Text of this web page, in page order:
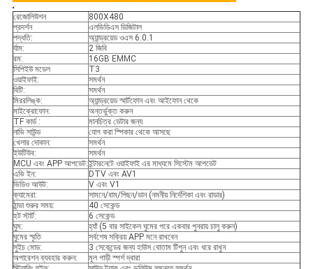
রেজোলিউশন
800X480
প্রদর্শন
এলভিডিএস ডিজিটাল
পদ্ধতি:
অ্যান্ড্রয়েড ওএস 6.0.1
র্যাম:
2 জিবি
রম:
16GB EMMC
সিপিইউ মডেল
T3
ওয়াইফাই:
সমর্থন
বিটি:
সমর্থন
মিররলিঙ্ক:
অ্যান্ড্রয়েড স্মার্টফোন এবং আইফোন থেকে
মাইক্রোফোন:
অন্তর্ভুক্ত করুন
TF কার্ড :
মানচিত্র ডেটার জন্য
নাভি সাউন্ড
যোগ করা স্পিকার থেকে আসছে
খেলার দোকান:
সমর্থন
ইউটিউব:
সমর্থন
MCU এবং APP আপডেট:ইন্টারনেটে ওয়াইফাই এর মাধ্যমে সিস্টেম আপডেট
এভি ইন:
DTV এবং AV1
ভিডিও আউট:
V এবং V1
ক্যামেরা:
সামনে/বাম/পিছন/ডান (নমনীয় নির্দেশিকা এবং রাডার)
ঠান্ডা শুরুর সময়:
40 সেকেন্ড
হট স্টার্ট:
6 সেকেন্ড
ঘুম:
হ্যাঁ (5 বার সাইকেল ঘুমের পরে একবার পুনরায় চালু করুন)
ঘুমের স্মৃতি
সর্বশেষ সক্রিয় APP মনে রাখবেন
সুইচ মোড:
3 সেকেন্ডের জন্য হাউস বোতাম টিপুন এবং ধরে রাখুন
অপারেশন ব্যবহার করুন:
মূল গাড়ী স্পর্শ দ্বারা